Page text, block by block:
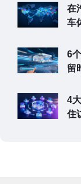
在
车
6
留
4
住